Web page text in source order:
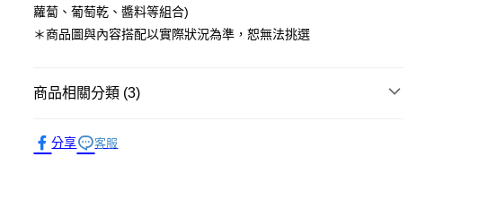
蘿蔔、葡萄乾、醬料等組合)
＊商品圖與內容搭配以實際狀況為準，恕無法挑選
商品相關分類 (3)
人氣商品推薦
分享 客服